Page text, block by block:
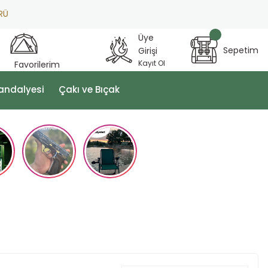
Favorilerim
Üye
Girişi
Kayıt Ol
Sepetim
Çakı ve Bıçak